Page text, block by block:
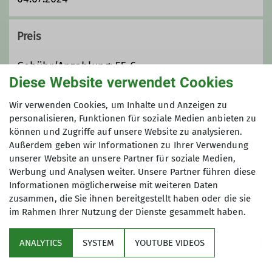
Preis
Gebühr/Anzahlung: 55 €
Maximale Teilnehmeranzahl
16
wichtige Infos
Diese Website verwendet Cookies
Wir verwenden Cookies, um Inhalte und Anzeigen zu
personalisieren, Funktionen für soziale Medien anbieten zu
können und Zugriffe auf unsere Website zu analysieren.
Außerdem geben wir Informationen zu Ihrer Verwendung
unserer Website an unsere Partner für soziale Medien,
Werbung und Analysen weiter. Unsere Partner führen diese
Informationen möglicherweise mit weiteren Daten
zusammen, die Sie ihnen bereitgestellt haben oder die sie
im Rahmen Ihrer Nutzung der Dienste gesammelt haben.
ANALYTICS SYSTEM YOUTUBE VIDEOS